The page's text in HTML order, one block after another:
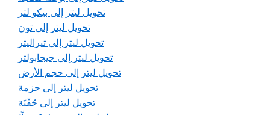
تحويل ليتر إلى بيكو لتر
تحويل ليتر إلى تون
تحويل ليتر إلى تيراليتر
تحويل ليتر إلى جيجابولتر
تحويل ليتر إلى حجم الأرض
تحويل ليتر إلى حزمة
تحويل ليتر إلى حُقْنَة